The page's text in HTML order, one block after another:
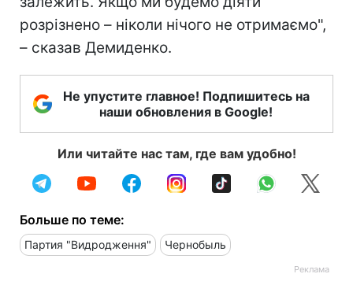
розрізнено – ніколи нічого не отримаємо",
– сказав Демиденко.
Не упустите главное! Подпишитесь на
наши обновления в Google!
Или читайте нас там, где вам удобно!
Больше по теме:
Партия "Видродження" Чернобыль